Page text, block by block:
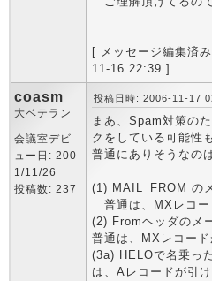
[ メッセージ編集済
11-16 22:39 ]
coasm
大ベテラン
会議室デビ
ュー日: 200
1/11/26
投稿数: 237
投稿日時: 2006-11-17
まあ、Spam対策の
クをしている可能性
普通にありそうなのは
(1) MAIL_FROM の
普通は、MXレコー
(2) Fromヘッダのメ
普通は、MXレコー
(3a) HELOで名乗っ
は、Aレコードが引